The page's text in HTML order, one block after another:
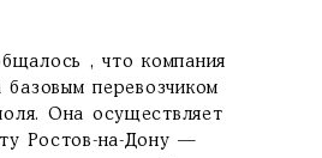
, что компания
перевозчиком
Она осуществляет
Ростов-на-Дону —